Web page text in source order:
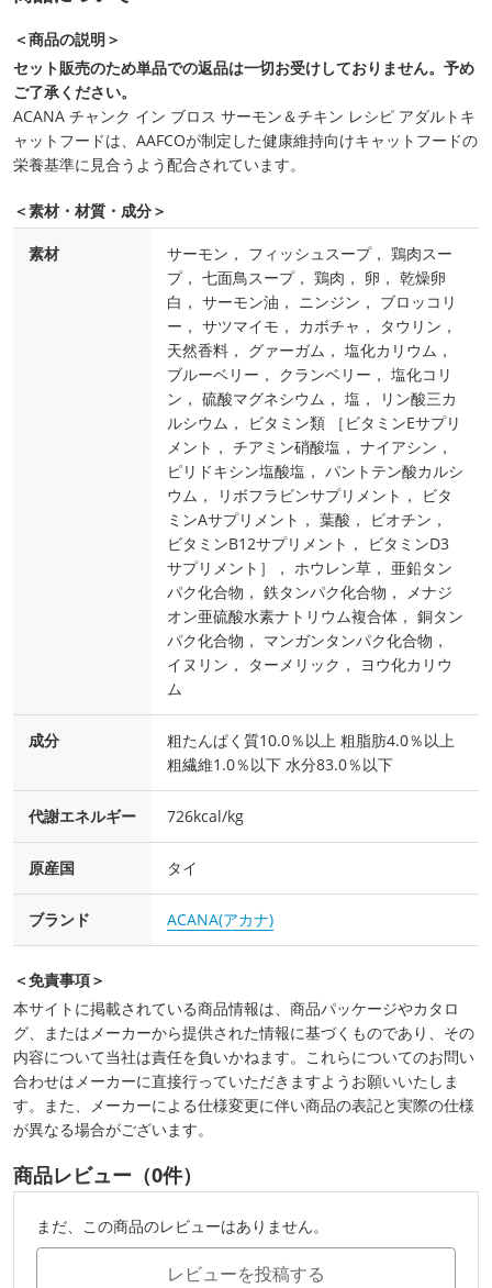
＜商品の説明＞
セット販売のため単品での返品は一切お受けしておりません。予め
ご了承ください。
ACANA チャンク イン ブロス サーモン＆チキン レシピ アダルトキ
ャットフードは、AAFCOが制定した健康維持向けキャットフードの
栄養基準に見合うよう配合されています。
＜素材・材質・成分＞
素材
サーモン， フィッシュスープ， 鶏肉スー
プ， 七面鳥スープ， 鶏肉， 卵， 乾燥卵
白， サーモン油， ニンジン， ブロッコリ
ー， サツマイモ， カボチャ， タウリン，
天然香料， グァーガム， 塩化カリウム，
ブルーベリー， クランベリー， 塩化コリ
ン， 硫酸マグネシウム， 塩， リン酸三カ
ルシウム， ビタミン類 ［ビタミンEサプリ
メント， チアミン硝酸塩， ナイアシン，
ピリドキシン塩酸塩， パントテン酸カルシ
ウム， リボフラビンサプリメント， ビタ
ミンAサプリメント， 葉酸， ビオチン，
ビタミンB12サプリメント， ビタミンD3
サプリメント］， ホウレン草， 亜鉛タン
パク化合物， 鉄タンパク化合物， メナジ
オン亜硫酸水素ナトリウム複合体， 銅タン
パク化合物， マンガンタンパク化合物，
イヌリン， ターメリック， ヨウ化カリウ
ム
成分
粗たんぱく質10.0％以上 粗脂肪4.0％以上
粗繊維1.0％以下 水分83.0％以下
代謝エネルギー 726kcal/kg
原産国 タイ
ブランド ACANA(アカナ)
＜免責事項＞
本サイトに掲載されている商品情報は、商品パッケージやカタロ
グ、またはメーカーから提供された情報に基づくものであり、その
内容について当社は責任を負いかねます。これらについてのお問い
合わせはメーカーに直接行っていただきますようお願いいたしま
す。また、メーカーによる仕様変更に伴い商品の表記と実際の仕様
が異なる場合がございます。
商品レビュー（0件）
まだ、この商品のレビューはありません。
レビューを投稿する